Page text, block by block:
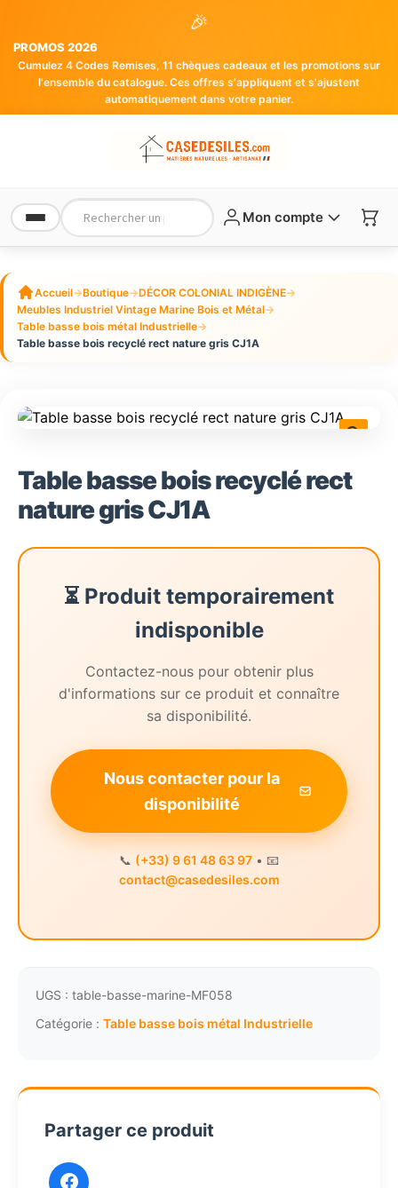
🎉
PROMOS 2026
Cumulez 4 Codes Remises, 11 chèques cadeaux et les promotions sur
l'ensemble du catalogue. Ces offres s'appliquent et s'ajustent
automatiquement dans votre panier.
Mon compte
Accueil→Boutique→DÉCOR COLONIAL INDIGÈNE→
Meubles Industriel Vintage Marine Bois et Métal→
Table basse bois métal Industrielle→
Table basse bois recyclé rect nature gris CJ1A
Table basse bois recyclé rect
nature gris CJ1A
⏳ Produit temporairement
indisponible
Contactez-nous pour obtenir plus
d'informations sur ce produit et connaître
sa disponibilité.
Nous contacter pour la
disponibilité
📞 (+33) 9 61 48 63 97 • 📧
contact@casedesiles.com
UGS : table-basse-marine-MF058
Catégorie : Table basse bois métal Industrielle
Partager ce produit